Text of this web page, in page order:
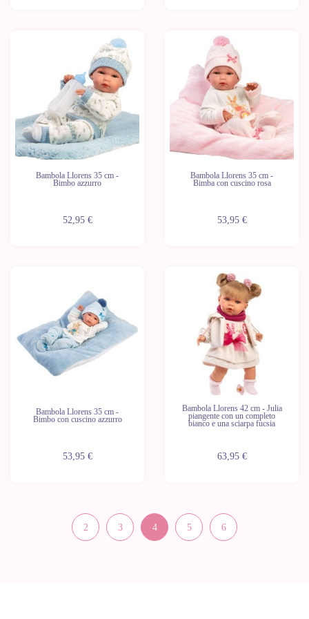
Bambola Llorens 35 cm -
Bimbo azzurro
52,95 €
Bambola Llorens 35 cm -
Bimba con cuscino rosa
53,95 €
Bambola Llorens 35 cm -
Bimbo con cuscino azzurro
53,95 €
Bambola Llorens 42 cm - Julia
piangente con un completo
bianco e una sciarpa fucsia
63,95 €
2 3 4 5 6